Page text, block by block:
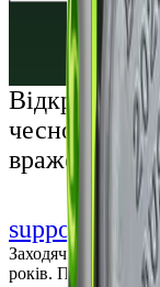
Русский
Українська
Відкрий світ
чесно та
враженнями
support@cs-
Заходячи на цей
років. Проблеми із